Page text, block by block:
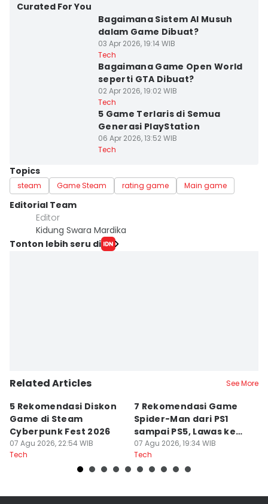
Curated For You
Bagaimana Sistem AI Musuh
dalam Game Dibuat?
03 Apr 2026, 19:14 WIB
Tech
Bagaimana Game Open World
seperti GTA Dibuat?
02 Apr 2026, 19:02 WIB
Tech
5 Game Terlaris di Semua
Generasi PlayStation
06 Apr 2026, 13:52 WIB
Tech
Topics
steam Game Steam rating game Main game
Editorial Team
Editor
Kidung Swara Mardika
Tonton lebih seru di
Related Articles See More
5 Rekomendasi Diskon
Game di Steam
Cyberpunk Fest 2026
07 Agu 2026, 22:54 WIB
Tech
7 Rekomendasi Game
Spider-Man dari PS1
sampai PS5, Lawas ke
Modern
07 Agu 2026, 19:34 WIB
Tech